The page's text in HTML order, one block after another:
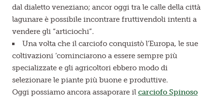
dal dialetto veneziano; ancor oggi tra le calle della città
lagunare è possibile incontrare fruttivendoli intenti a
vendere gli “articiochi”.
Una volta che il carciofo conquistò l’Europa, le sue
coltivazioni ‘cominciarono a essere sempre più
specializzate e gli agricoltori ebbero modo di
selezionare le piante più buone e produttive.
Oggi possiamo ancora assaporare il carciofo Spinoso